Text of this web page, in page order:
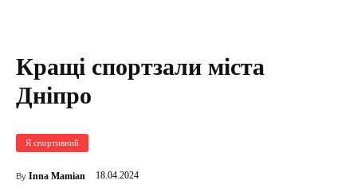
Кращі спортзали міста
Дніпро
Я спортивний
By Inna Mamian 18.04.2024